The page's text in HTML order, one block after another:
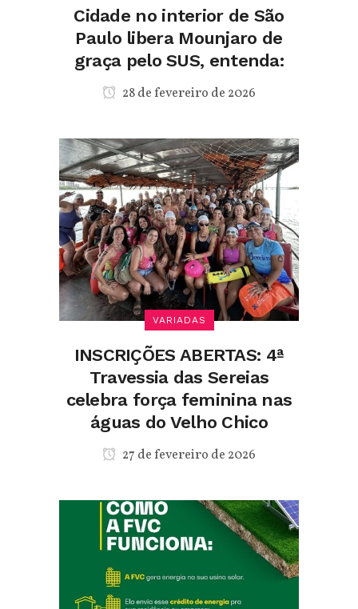
Cidade no interior de São
Paulo libera Mounjaro de
graça pelo SUS, entenda:
28 de fevereiro de 2026
VARIADAS
INSCRIÇÕES ABERTAS: 4ª
Travessia das Sereias
celebra força feminina nas
águas do Velho Chico
27 de fevereiro de 2026